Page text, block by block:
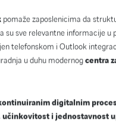
pomaže zaposlenicima da
su sve relevantne informacije u
telefonskom i Outlook
u duhu modernogcentra
digitalnim
i jednostavnost